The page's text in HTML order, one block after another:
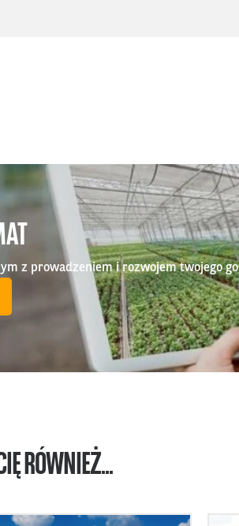
z prowadzeniem i rozwojem twojego
RÓWNIEŻ...